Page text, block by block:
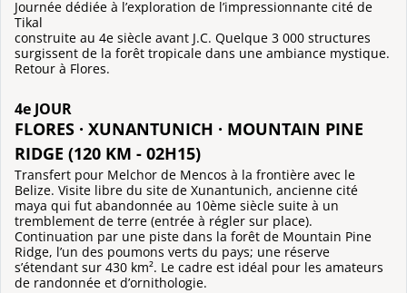
Journée dédiée à l’exploration de l’impressionnante cité de
Tikal
construite au 4e siècle avant J.C. Quelque 3 000 structures
surgissent de la forêt tropicale dans une ambiance mystique.
Retour à Flores.
4e JOUR
FLORES · XUNANTUNICH · MOUNTAIN PINE
RIDGE (120 KM - 02H15)
Transfert pour Melchor de Mencos à la frontière avec le
Belize. Visite libre du site de Xunantunich, ancienne cité
maya qui fut abandonnée au 10ème siècle suite à un
tremblement de terre (entrée à régler sur place).
Continuation par une piste dans la forêt de Mountain Pine
Ridge, l’un des poumons verts du pays; une réserve
s’étendant sur 430 km². Le cadre est idéal pour les amateurs
de randonnée et d’ornithologie.